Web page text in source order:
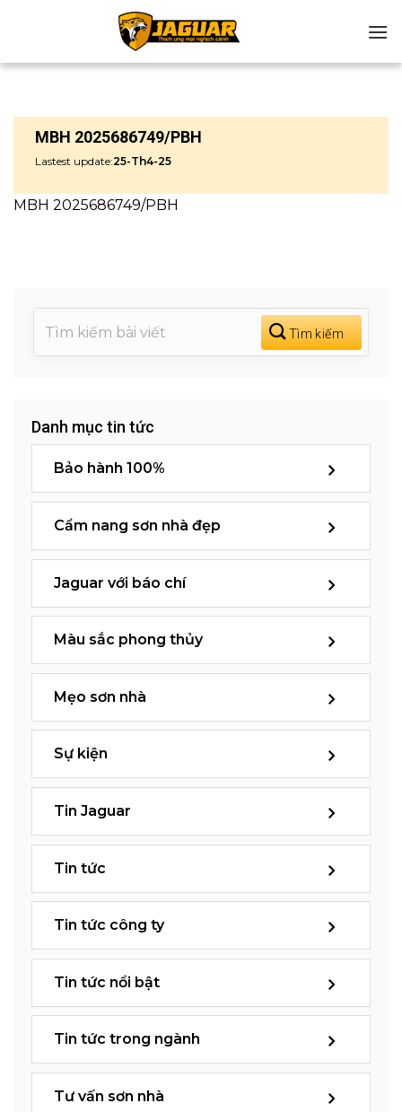
MBH 2025686749/PBH
Lastest update:25-Th4-25
MBH 2025686749/PBH
Danh mục tin tức
Bảo hành 100%
Cẩm nang sơn nhà đẹp
Jaguar với báo chí
Màu sắc phong thủy
Mẹo sơn nhà
Sự kiện
Tin Jaguar
Tin tức
Tin tức công ty
Tin tức nổi bật
Tin tức trong ngành
Tư vấn sơn nhà